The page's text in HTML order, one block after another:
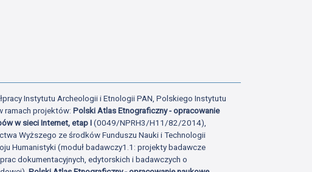
strony
do ostatniej strony
Instytutu Archeologii i Etnologii PAN, Polskiego Instytutu
ramach projektów:Polski Atlas Etnograficzny - opracowanie
w sieci Internet, etap I(0049/NPRH3/H11/82/2014),
Wyższego ze środków Funduszu Nauki i Technologii
Humanistyki (moduł badawczy1.1: projekty badawcze
dokumentacyjnych, edytorskich i badawczych o